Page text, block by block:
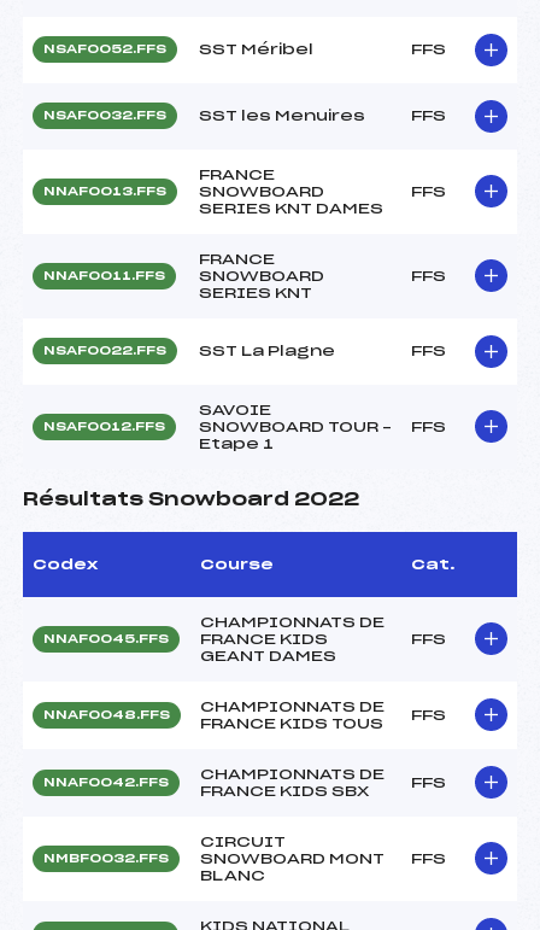
NSAF0052.FFS SST Méribel FFS
NSAF0032.FFS SST les Menuires FFS
NNAF0013.FFS
FRANCE
SNOWBOARD
SERIES KNT DAMES
FFS
NNAF0011.FFS
FRANCE
SNOWBOARD
SERIES KNT
FFS
NSAF0022.FFS SST La Plagne FFS
NSAF0012.FFS
SAVOIE
SNOWBOARD TOUR –
Etape 1
FFS
Résultats Snowboard 2022
Codex Course Cat.
NNAF0045.FFS
CHAMPIONNATS DE
FRANCE KIDS
GEANT DAMES
FFS
NNAF0048.FFS
CHAMPIONNATS DE
FRANCE KIDS TOUS
FFS
NNAF0042.FFS
CHAMPIONNATS DE
FRANCE KIDS SBX
FFS
NMBF0032.FFS
CIRCUIT
SNOWBOARD MONT
BLANC
FFS
KIDS NATIONAL